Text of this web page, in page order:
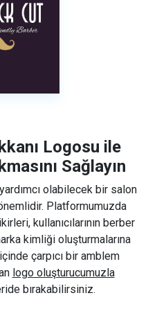
Logosu ile
Sağlayın
olabilecek bir salon
Platformumuzda
kullanıcılarının berber
kimliği oluşturmalarına
çarpıcı bir amblem
logo oluşturucumuzla
bırakabilirsiniz.